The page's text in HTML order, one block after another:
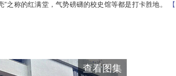
之称的红满堂，气势磅礴的校史馆等都是打卡胜地。
【
查看图集